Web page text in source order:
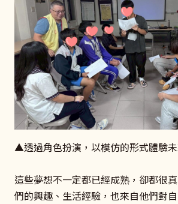
▲透過角色扮演，以模仿的形式體驗未
這些夢想不一定都已經成熟，卻都很
們的興趣、生活經驗，也來自他們對